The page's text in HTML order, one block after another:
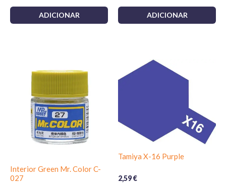
ADICIONAR ADICIONAR
Interior Green Mr. Color C-
027
Tamiya X-16 Purple
2,59€